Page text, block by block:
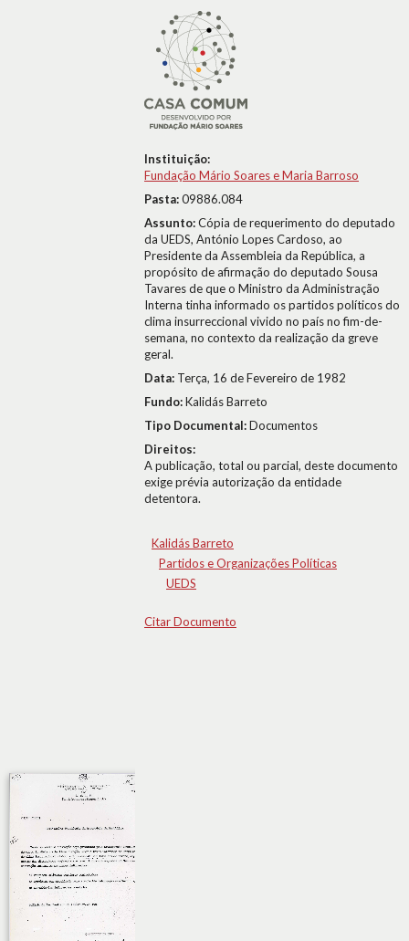
Instituição:
Fundação Mário Soares e Maria Barroso
Pasta:09886.084
Assunto:Cópia de requerimento do deputado
da UEDS, António Lopes Cardoso, ao
Presidente da Assembleia da República, a
propósito de afirmação do deputado Sousa
Tavares de que o Ministro da Administração
Interna tinha informado os partidos políticos do
clima insurreccional vivido no país no fim-de-
semana, no contexto da realização da greve
geral.
Data: Terça, 16 de Fevereiro de 1982
Fundo:Kalidás Barreto
Tipo Documental:Documentos
Direitos:
A publicação, total ou parcial, deste documento
exige prévia autorização da entidade
detentora.
Kalidás Barreto
Partidos e Organizações Políticas
UEDS
Citar Documento